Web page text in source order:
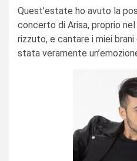
Quest’estate ho avuto la
concerto di Arisa, proprio
rizzuto, e cantare i miei
stata veramente